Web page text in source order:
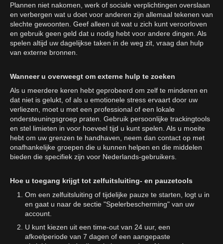
Plannen niet nakomen, werk of sociale verplichtingen overslaan
en verbergen wat u doet voor anderen zijn allemaal tekenen van
slechte gewoonten. Geef alleen uit wat u zich kunt veroorloven
en gebruik geen geld dat u nodig hebt voor andere dingen. Als
spelen altijd uw dagelijkse taken in de weg zit, vraag dan hulp
van externe bronnen.
Wanneer u overweegt om externe hulp te zoeken
Als u meerdere keren hebt geprobeerd om zelf te minderen en
dat niet is gelukt, of als u emotionele stress ervaart door uw
verliezen, moet u met een professional of een lokale
ondersteuningsgroep praten. Gebruik persoonlijke trackingtools
en stel limieten in voor hoeveel tijd u kunt spelen. Als u moeite
hebt om uw grenzen te handhaven, neem dan contact op met
onafhankelijke groepen die u kunnen helpen en die middelen
bieden die specifiek zijn voor Nederlands-gebruikers.
Hoe u toegang krijgt tot zelfuitsluiting- en pauzetools
Om een zelfuitsluiting of tijdelijke pauze te starten, logt u in
en gaat u naar de sectie "Spelerbescherming" van uw
account.
U kunt kiezen uit een time-out van 24 uur, een
afkoelperiode van 7 dagen of een aangepaste